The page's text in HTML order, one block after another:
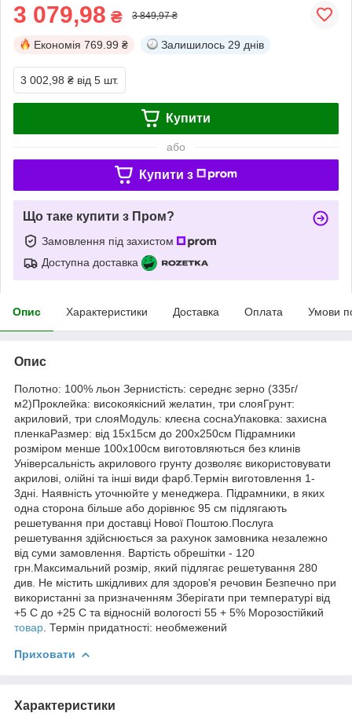
3 079,98 ₴ 3 849,97 ₴
Економія 769.99 ₴ Залишилось 29 днів
3 002,98 ₴ від 5 шт.
Купити
або
Купити з
Що таке купити з Пром?
Замовлення під захистом
Доступна доставка
Опис Характеристики Доставка Оплата Умови
Опис
Полотно: 100% льон Зернистість: середнє зерно (335г/
м2)Проклейка: високоякісний желатин, три слояГрунт:
акриловий, три слояМодуль: клеєна соснаУпаковка: захисна
пленкаРазмер: від 15х15см до 200х250см Підрамники
розміром менше 100х100см виготовляються без клинів
Універсальність акрилового грунту дозволяє використовувати
акрилові, олійні та інші види фарб.Термін виготовлення 1-
3дні. Наявність уточнюйте у менеджера. Підрамники, в яких
одна сторона більше або дорівнює 95 см підлягають
решетування при доставці Нової Поштою.Послуга
решетування здійснюється за рахунок замовника незалежно
від суми замовлення. Вартість обрешітки - 120
грн.Максимальний розмір, який підлягає решетування 280
див. Не містить шкідливих для здоров'я речовин Безпечно при
використанні за призначенням Зберігати при температурі від
+5 С до +25 С та відносній вологості 55 + 5% Морозостійкий
товар . Термін придатності: необмежений
Приховати
Характеристики